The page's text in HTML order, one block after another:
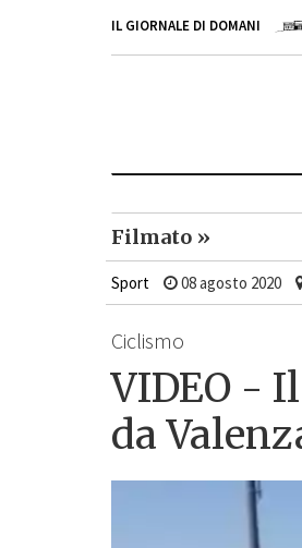
IL GIORNALE DI DOMANI
Filmato »
Sport 08 agosto 2020
Ciclismo
VIDEO -
da